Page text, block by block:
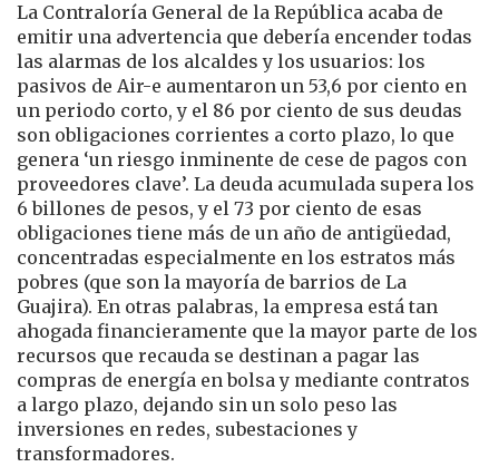
La Contraloría General de la República acaba de
emitir una advertencia que debería encender todas
las alarmas de los alcaldes y los usuarios: los
pasivos de Air-e aumentaron un 53,6 por ciento en
un periodo corto, y el 86 por ciento de sus deudas
son obligaciones corrientes a corto plazo, lo que
genera ‘un riesgo inminente de cese de pagos con
proveedores clave’. La deuda acumulada supera los
6 billones de pesos, y el 73 por ciento de esas
obligaciones tiene más de un año de antigüedad,
concentradas especialmente en los estratos más
pobres (que son la mayoría de barrios de La
Guajira). En otras palabras, la empresa está tan
ahogada financieramente que la mayor parte de los
recursos que recauda se destinan a pagar las
compras de energía en bolsa y mediante contratos
a largo plazo, dejando sin un solo peso las
inversiones en redes, subestaciones y
transformadores.